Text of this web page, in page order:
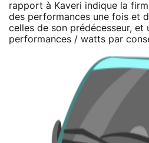
rapport à Kaveri indique la
des performances une fois et
celles de son prédécesseur, et
performances / watts par